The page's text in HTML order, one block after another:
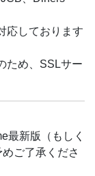
、日本変形菌
応しております
ため、SSLサー
最新版（もしく
ご了承くださ